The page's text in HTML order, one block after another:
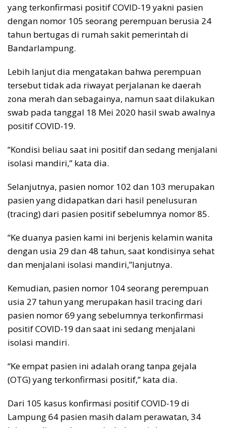
yang terkonfirmasi positif COVID-19 yakni pasien
dengan nomor 105 seorang perempuan berusia 24
tahun bertugas di rumah sakit pemerintah di
Bandarlampung.
Lebih lanjut dia mengatakan bahwa perempuan
tersebut tidak ada riwayat perjalanan ke daerah
zona merah dan sebagainya, namun saat dilakukan
swab pada tanggal 18 Mei 2020 hasil swab awalnya
positif COVID-19.
“Kondisi beliau saat ini positif dan sedang menjalani
isolasi mandiri,” kata dia.
Selanjutnya, pasien nomor 102 dan 103 merupakan
pasien yang didapatkan dari hasil penelusuran
(tracing) dari pasien positif sebelumnya nomor 85.
“Ke duanya pasien kami ini berjenis kelamin wanita
dengan usia 29 dan 48 tahun, saat kondisinya sehat
dan menjalani isolasi mandiri,”lanjutnya.
Kemudian, pasien nomor 104 seorang perempuan
usia 27 tahun yang merupakan hasil tracing dari
pasien nomor 69 yang sebelumnya terkonfirmasi
positif COVID-19 dan saat ini sedang menjalani
isolasi mandiri.
“Ke empat pasien ini adalah orang tanpa gejala
(OTG) yang terkonfirmasi positif,” kata dia.
Dari 105 kasus konfirmasi positif COVID-19 di
Lampung 64 pasien masih dalam perawatan, 34